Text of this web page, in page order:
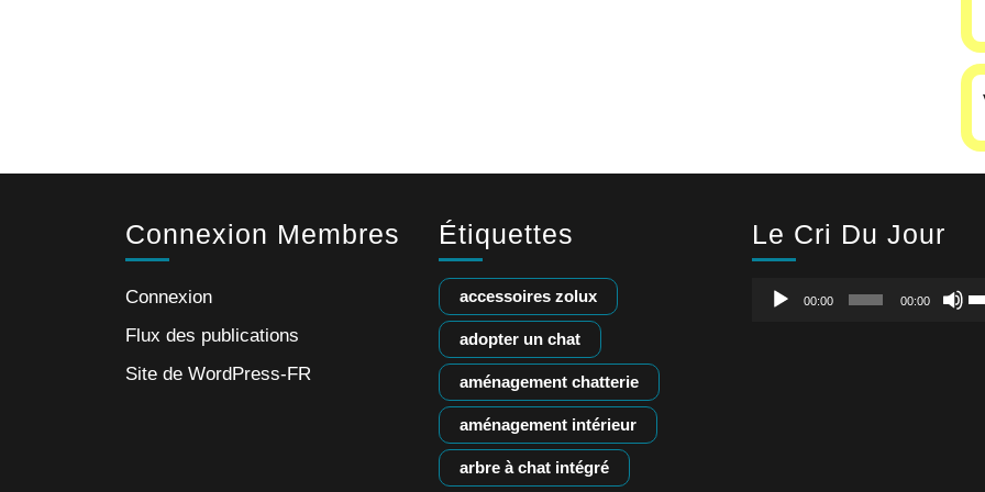
Connexion Membres
Connexion
Flux des publications
Site de WordPress-FR
Étiquettes
accessoires zolux
adopter un chat
aménagement chatterie
aménagement intérieur
arbre à chat intégré
Le Cri Du Jour
Lecteur
audio
00:00 00:00